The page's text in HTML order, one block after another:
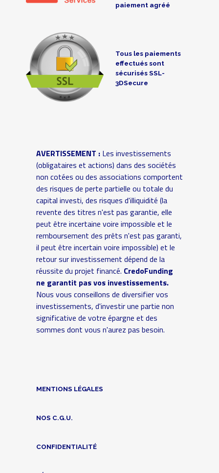
paiement agréé
Tous les paiements
effectués sont
sécurisés SSL-
3DSecure
AVERTISSEMENT :Les investissements
(obligataires et actions) dans des sociétés
non cotées ou des associations comportent
des risques de perte partielle ou totale du
capital investi, des risques d'illiquidité (la
revente des titres n'est pas garantie, elle
peut être incertaine voire impossible et le
remboursement des prêts n'est pas garanti,
il peut être incertain voire impossible) et le
retour sur investissement dépend de la
réussite du projet financé. CredoFunding
ne garantit pas vos investissements.
Nous vous conseillons de diversifier vos
investissements, d'investir une partie non
significative de votre épargne et des
sommes dont vous n'aurez pas besoin.
MENTIONS LÉGALES
NOS C.G.U.
CONFIDENTIALITÉ